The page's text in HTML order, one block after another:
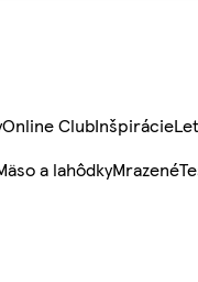
Online ClubInšpirácie
a lahôdkyMrazené